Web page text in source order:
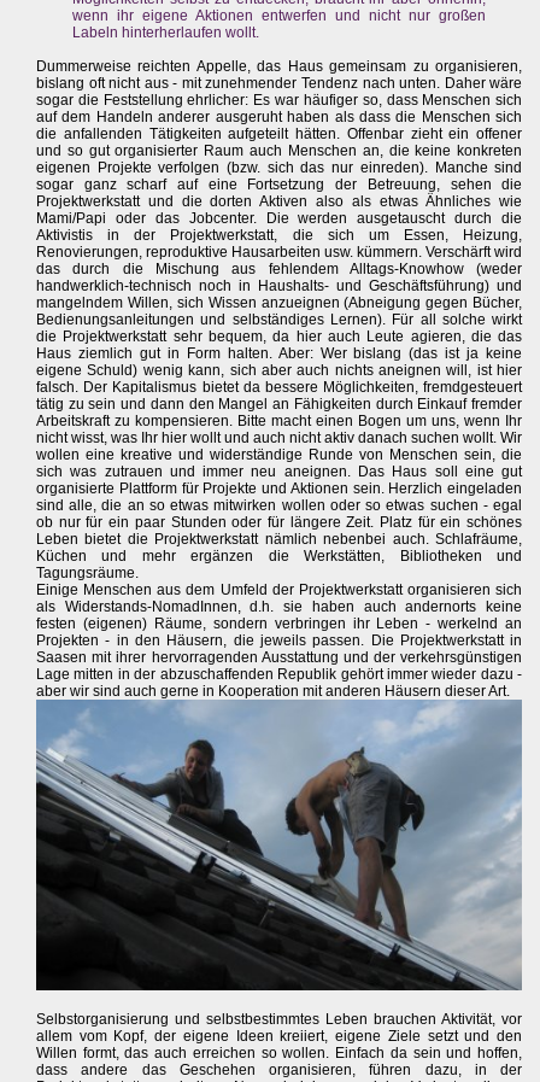
wenn ihr eigene Aktionen entwerfen und nicht nur großen
Labeln hinterherlaufen wollt.
Dummerweise reichten Appelle, das Haus gemeinsam zu organisieren,
bislang oft nicht aus - mit zunehmender Tendenz nach unten. Daher wäre
sogar die Feststellung ehrlicher: Es war häufiger so, dass Menschen sich
auf dem Handeln anderer ausgeruht haben als dass die Menschen sich
die anfallenden Tätigkeiten aufgeteilt hätten. Offenbar zieht ein offener
und so gut organisierter Raum auch Menschen an, die keine konkreten
eigenen Projekte verfolgen (bzw. sich das nur einreden). Manche sind
sogar ganz scharf auf eine Fortsetzung der Betreuung, sehen die
Projektwerkstatt und die dorten Aktiven also als etwas Ähnliches wie
Mami/Papi oder das Jobcenter. Die werden ausgetauscht durch die
Aktivistis in der Projektwerkstatt, die sich um Essen, Heizung,
Renovierungen, reproduktive Hausarbeiten usw. kümmern. Verschärft wird
das durch die Mischung aus fehlendem Alltags-Knowhow (weder
handwerklich-technisch noch in Haushalts- und Geschäftsführung) und
mangelndem Willen, sich Wissen anzueignen (Abneigung gegen Bücher,
Bedienungsanleitungen und selbständiges Lernen). Für all solche wirkt
die Projektwerkstatt sehr bequem, da hier auch Leute agieren, die das
Haus ziemlich gut in Form halten. Aber: Wer bislang (das ist ja keine
eigene Schuld) wenig kann, sich aber auch nichts aneignen will, ist hier
falsch. Der Kapitalismus bietet da bessere Möglichkeiten, fremdgesteuert
tätig zu sein und dann den Mangel an Fähigkeiten durch Einkauf fremder
Arbeitskraft zu kompensieren. Bitte macht einen Bogen um uns, wenn Ihr
nicht wisst, was Ihr hier wollt und auch nicht aktiv danach suchen wollt. Wir
wollen eine kreative und widerständige Runde von Menschen sein, die
sich was zutrauen und immer neu aneignen. Das Haus soll eine gut
organisierte Plattform für Projekte und Aktionen sein. Herzlich eingeladen
sind alle, die an so etwas mitwirken wollen oder so etwas suchen - egal
ob nur für ein paar Stunden oder für längere Zeit. Platz für ein schönes
Leben bietet die Projektwerkstatt nämlich nebenbei auch. Schlafräume,
Küchen und mehr ergänzen die Werkstätten, Bibliotheken und
Tagungsräume.
Einige Menschen aus dem Umfeld der Projektwerkstatt organisieren sich
als Widerstands-NomadInnen, d.h. sie haben auch andernorts keine
festen (eigenen) Räume, sondern verbringen ihr Leben - werkelnd an
Projekten - in den Häusern, die jeweils passen. Die Projektwerkstatt in
Saasen mit ihrer hervorragenden Ausstattung und der verkehrsgünstigen
Lage mitten in der abzuschaffenden Republik gehört immer wieder dazu -
aber wir sind auch gerne in Kooperation mit anderen Häusern dieser Art.
Selbstorganisierung und selbstbestimmtes Leben brauchen Aktivität, vor
allem vom Kopf, der eigene Ideen kreiiert, eigene Ziele setzt und den
Willen formt, das auch erreichen so wollen. Einfach da sein und hoffen,
dass andere das Geschehen organisieren, führen dazu, in der